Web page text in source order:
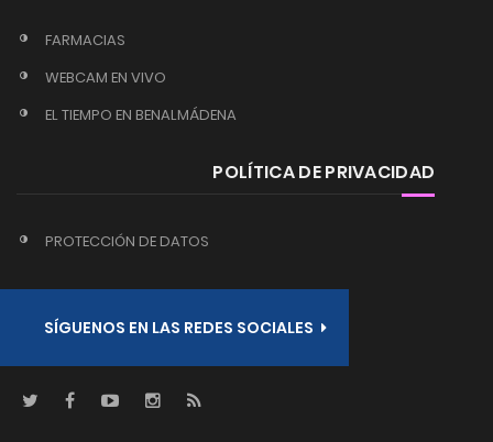
FARMACIAS
WEBCAM EN VIVO
EL TIEMPO EN BENALMÁDENA
POLÍTICA DE PRIVACIDAD
PROTECCIÓN DE DATOS
SÍGUENOS EN LAS REDES SOCIALES